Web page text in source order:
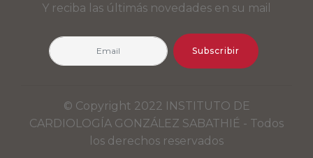
Y reciba las últimás novedades en su mail
Subscribir
© Copyright 2022 INSTITUTO DE
CARDIOLOGÍA GONZÁLEZ SABATHIÉ - Todos
los derechos reservados